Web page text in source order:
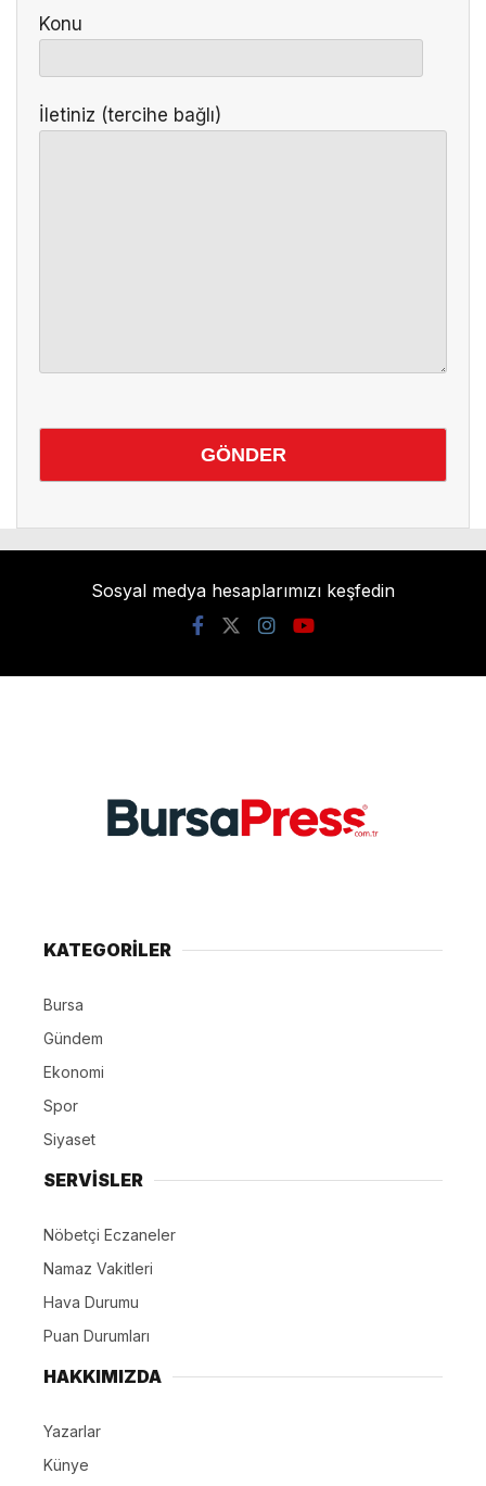
Konu
İletiniz (tercihe bağlı)
Sosyal medya hesaplarımızı keşfedin
KATEGORİLER
Bursa
Gündem
Ekonomi
Spor
Siyaset
SERVİSLER
Nöbetçi Eczaneler
Namaz Vakitleri
Hava Durumu
Puan Durumları
HAKKIMIZDA
Yazarlar
Künye